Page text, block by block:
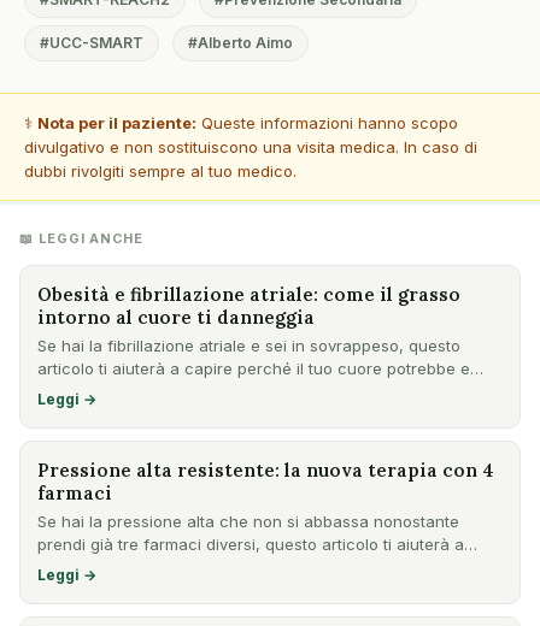
#UCC-SMART #Alberto Aimo
⚕️ Nota per il paziente: Queste informazioni hanno scopo
divulgativo e non sostituiscono una visita medica. In caso di
dubbi rivolgiti sempre al tuo medico.
📖 LEGGI ANCHE
Obesità e fibrillazione atriale: come il grasso
intorno al cuore ti danneggia
Se hai la fibrillazione atriale e sei in sovrappeso, questo
articolo ti aiuterà a capire perché il tuo cuore potrebbe e…
Leggi →
Pressione alta resistente: la nuova terapia con 4
farmaci
Se hai la pressione alta che non si abbassa nonostante
prendi già tre farmaci diversi, questo articolo ti aiuterà a
cap…
Leggi →